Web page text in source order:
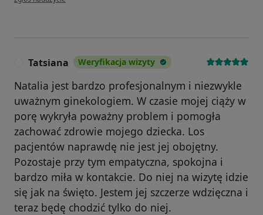
Tatsiana Weryfikacja wizyty
Natalia jest bardzo profesjonalnym i niezwykle
uważnym ginekologiem. W czasie mojej ciąży w
porę wykryła poważny problem i pomogła
zachować zdrowie mojego dziecka. Los
pacjentów naprawdę nie jest jej obojętny.
Pozostaje przy tym empatyczna, spokojna i
bardzo miła w kontakcie. Do niej na wizytę idzie
się jak na święto. Jestem jej szczerze wdzięczna i
teraz będę chodzić tylko do niej.